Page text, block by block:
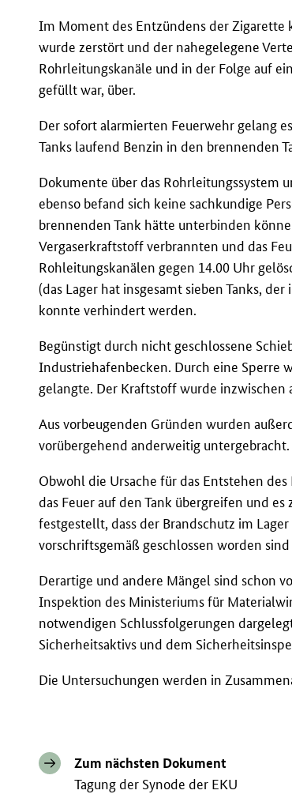
Im Moment des Entzündens der Zigarette
wurde zerstört und der nahegelegene
Rohrleitungskanäle und in der Folge auf
gefüllt war, über.
Der sofort alarmierten Feuerwehr gelang
Tanks laufend Benzin in den brennenden
Dokumente über das Rohrleitungssystem
ebenso befand sich keine sachkundige
brennenden Tank hätte unterbinden
Vergaserkraftstoff verbrannten und das
Rohleitungskanälen gegen 14.00 Uhr
(das Lager hat insgesamt sieben Tanks,
konnte verhindert werden.
Begünstigt durch nicht geschlossene
Industriehafenbecken. Durch eine Sperre
gelangte. Der Kraftstoff wurde inzwischen
Aus vorbeugenden Gründen wurden
vorübergehend anderweitig untergebracht.
Obwohl die Ursache für das Entstehen
das Feuer auf den Tank übergreifen und
festgestellt, dass der Brandschutz im
vorschriftsgemäß geschlossen worden
Derartige und andere Mängel sind schon
Inspektion des Ministeriums für
notwendigen Schlussfolgerungen
Sicherheitsaktivs und dem
Die Untersuchungen werden in
Zum nächsten Dokument
Tagung der Synode der EKU